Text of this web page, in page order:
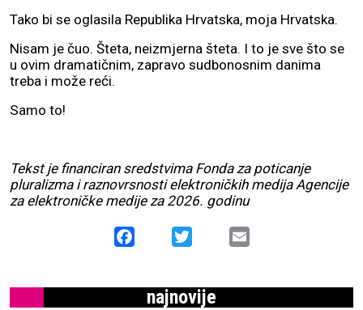
Tako bi se oglasila Republika Hrvatska, moja Hrvatska.
Nisam je čuo. Šteta, neizmjerna šteta. I to je sve što se
u ovim dramatičnim, zapravo sudbonosnim danima
treba i može reći.
Samo to!
Tekst je financiran sredstvima Fonda za poticanje
pluralizma i raznovrsnosti elektroničkih medija Agencije
za elektroničke medije za 2026. godinu
Facebook
najnovije